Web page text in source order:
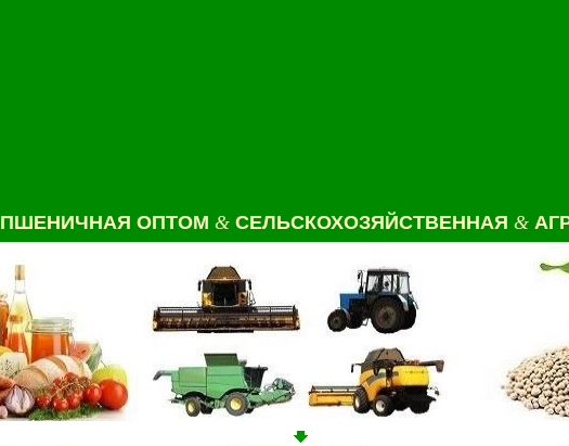
ПШЕНИЧНАЯ ОПТОМ & СЕЛЬСКОХОЗЯЙСТВЕННАЯ &